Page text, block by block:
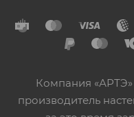
Компания «АРТЭ»
производитель